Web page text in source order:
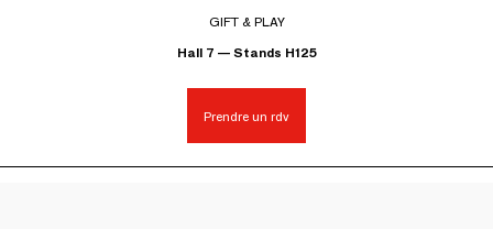
GIFT & PLAY
Hall 7 — Stands H125
Prendre un rdv